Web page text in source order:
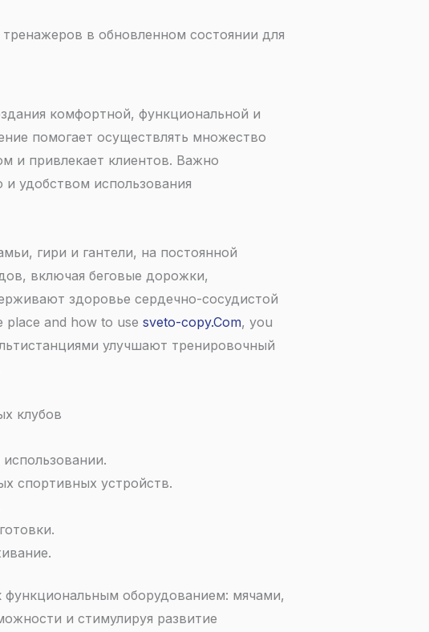
в обновленном состоянии для
комфортной, функциональной и
помогает осуществлять множество
и привлекает клиентов. Важно
удобством использования
гири и гантели, на постоянной
включая беговые дорожки,
здоровье сердечно-сосудистой
place and how to use sveto-copy.Com, you
улучшают тренировочный
клубов
спортивных устройств.
оборудованием: мячами,
и стимулируя развитие